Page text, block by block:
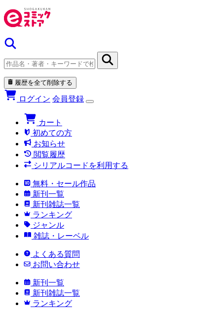
履歴を全て削除する
ログイン 会員登録
カート
初めての方
お知らせ
閲覧履歴
シリアルコードを利用する
無料・セール作品
新刊一覧
新刊雑誌一覧
ランキング
ジャンル
雑誌・レーベル
よくある質問
お問い合わせ
新刊一覧
新刊雑誌一覧
ランキング